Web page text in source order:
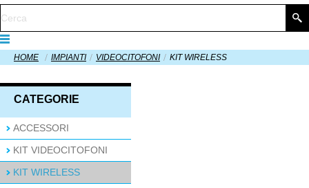
HOME IMPIANTI VIDEOCITOFONI KIT WIRELESS
CATEGORIE
ACCESSORI
KIT VIDEOCITOFONI
KIT WIRELESS